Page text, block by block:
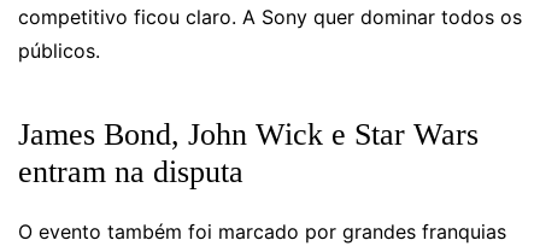
competitivo ficou claro. A Sony quer dominar todos os
públicos.
James Bond, John Wick e Star Wars
entram na disputa
O evento também foi marcado por grandes franquias